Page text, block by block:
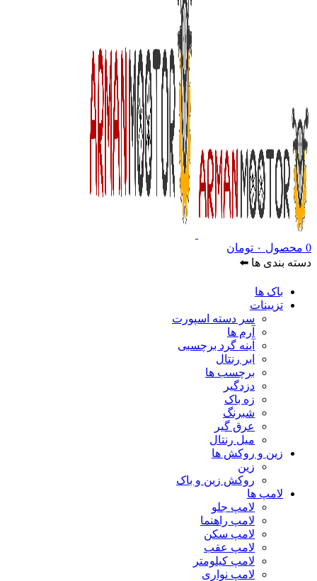
0 محصول ۰ تومان
دسته بندی ها ⬅️
باک ها
تزیینات
سر دسته اسپورت
آرم ها
آینه گرد برچسبی
ابر رنتال
برچسب ها
دزدگیر
زه باک
شبرنگ
عرق گیر
میل رنتال
زین و روکش ها
زین
روکش زین و باک
لامپ ها
لامپ جلو
لامپ راهنما
لامپ سکن
لامپ عقب
لامپ کیلومتر
لامپ نواری